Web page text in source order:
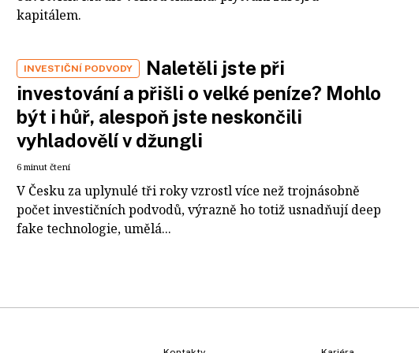
kapitálem.
INVESTIČNÍ PODVODY
Naletěli jste při
investování a přišli o velké peníze? Mohlo
být i hůř, alespoň jste neskončili
vyhladovělí v džungli
6 minut čtení
V Česku za uplynulé tři roky vzrostl více než trojnásobně
počet investičních podvodů, výrazně ho totiž usnadňují deep
fake technologie, umělá...